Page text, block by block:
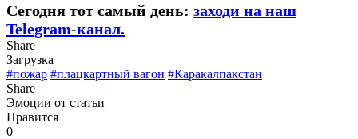
Сегодня тот самый день: заходи на наш
Telegram-канал.
Share
Загрузка
#пожар #плацкартный вагон #Каракалпакстан
Share
Эмоции от статьи
Нравится
0